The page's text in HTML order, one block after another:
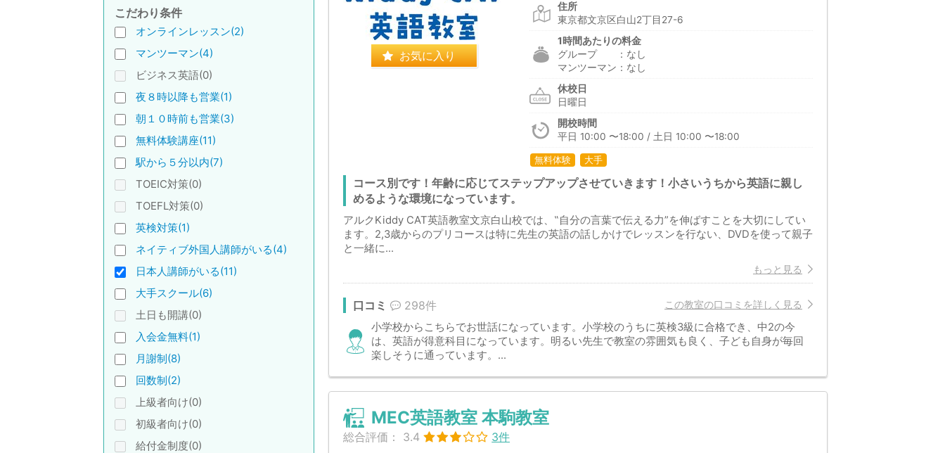
こだわり条件
オンラインレッスン(2)
マンツーマン(4)
ビジネス英語(0)
夜８時以降も営業(1)
朝１０時前も営業(3)
無料体験講座(11)
駅から５分以内(7)
TOEIC対策(0)
TOEFL対策(0)
英検対策(1)
ネイティブ外国人講師がいる(4)
日本人講師がいる(11)
大手スクール(6)
土日も開講(0)
入会金無料(1)
月謝制(8)
回数制(2)
上級者向け(0)
初級者向け(0)
給付金制度(0)
お気に入り
住所
東京都文京区白山2丁目27-6
1時間あたりの料金
グループ ：なし
マンツーマン：なし
休校日
日曜日
開校時間
平日 10:00 〜18:00 / 土日 10:00 〜18:00
無料体験 大手
コース別です！年齢に応じてステップアップさせていきます！小さいうちから英語に親し
めるような環境になっています。
アルクKiddy CAT英語教室文京白山校では、‟自分の言葉で伝える力”を伸ばすことを大切にしてい
ます。2,3歳からのプリコースは特に先生の英語の話しかけでレッスンを行ない、DVDを使って親子
と一緒に...
もっと見る
この教室の口コミを詳しく見る
口コミ 298件
小学校からこちらでお世話になっています。小学校のうちに英検3級に合格でき、中2の今
は、英語が得意科目になっています。明るい先生で教室の雰囲気も良く、子ども自身が毎回
楽しそうに通っています。...
MEC英語教室 本駒教室
総合評価： 3.4 3件